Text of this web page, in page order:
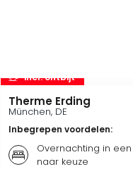
incl. ontbijt
Therme Erding
München, DE
Inbegrepen voordelen:
Overnachting in
naar keuze